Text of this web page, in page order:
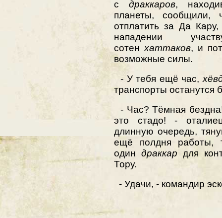
с драккаров,
планеты, сообщили,
отплатить за Да
нападении
сотен хаттаков, и
возможные силы.
- У тебя ещё час,
транспорты останутся
- Час? Тёмная
это стадо! -
длинную очередь,
ещё полдня работы,
одиндраккар для
Тору.
- Удачи, - командир